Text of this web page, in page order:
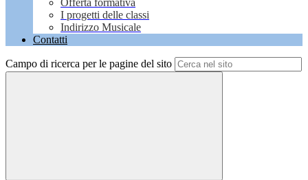
Offerta formativa
I progetti delle classi
Indirizzo Musicale
Contatti
Campo di ricerca per le pagine del sito